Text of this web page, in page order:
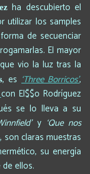
ha descubierto el
utilizar los samples
de secuenciar
El mayor
vio la luz tras la
, es ‘Three Borricos’,
con El$$o Rodríguez
se lo lleva a su
y ‘Que nos
, son claras muestras
su energía
ellos.